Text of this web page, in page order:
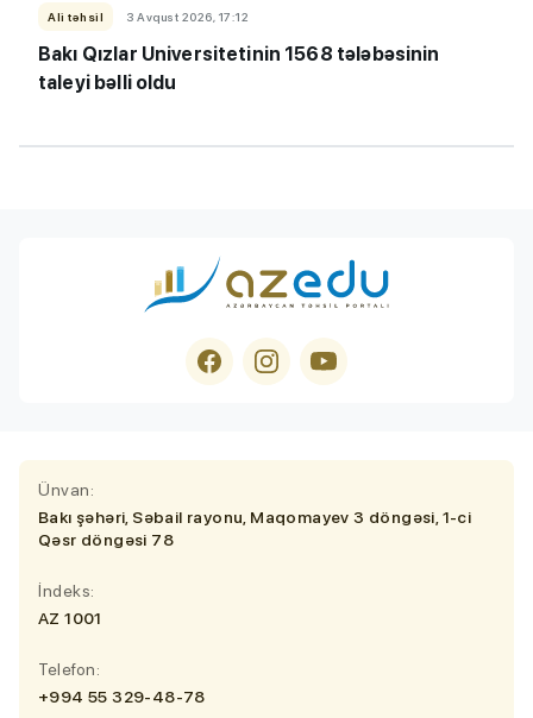
Ali təhsil 3 Avqust 2026, 17:12
Bakı Qızlar Universitetinin 1568 tələbəsinin
taleyi bəlli oldu
Ünvan:
Bakı şəhəri, Səbail rayonu, Maqomayev 3 döngəsi, 1-ci
Qəsr döngəsi 78
İndeks:
AZ 1001
Telefon:
+994 55 329-48-78